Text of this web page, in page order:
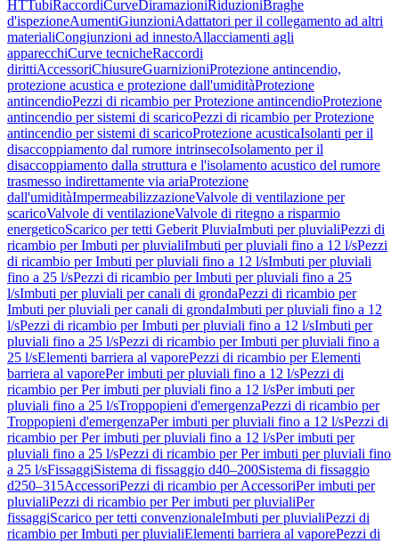
HTTubiRaccordiCurveDiramazioniRiduzioniBraghe
d'ispezioneAumentiGiunzioniAdattatori per il collegamento ad altri
materialiCongiunzioni ad innestoAllacciamenti agli
apparecchiCurve tecnicheRaccordi
dirittiAccessoriChiusureGuarnizioniProtezione antincendio,
protezione acustica e protezione dall'umiditàProtezione
antincendioPezzi di ricambio per Protezione antincendioProtezione
antincendio per sistemi di scaricoPezzi di ricambio per Protezione
antincendio per sistemi di scaricoProtezione acusticaIsolanti per il
disaccoppiamento dal rumore intrinsecoIsolamento per il
disaccoppiamento dalla struttura e l'isolamento acustico del rumore
trasmesso indirettamente via ariaProtezione
dall'umiditàImpermeabilizzazioneValvole di ventilazione per
scaricoValvole di ventilazioneValvole di ritegno a risparmio
energeticoScarico per tetti Geberit PluviaImbuti per pluvialiPezzi di
ricambio per Imbuti per pluvialiImbuti per pluviali fino a 12 l/sPezzi
di ricambio per Imbuti per pluviali fino a 12 l/sImbuti per pluviali
fino a 25 l/sPezzi di ricambio per Imbuti per pluviali fino a 25
l/sImbuti per pluviali per canali di grondaPezzi di ricambio per
Imbuti per pluviali per canali di grondaImbuti per pluviali fino a 12
l/sPezzi di ricambio per Imbuti per pluviali fino a 12 l/sImbuti per
pluviali fino a 25 l/sPezzi di ricambio per Imbuti per pluviali fino a
25 l/sElementi barriera al vaporePezzi di ricambio per Elementi
barriera al vaporePer imbuti per pluviali fino a 12 l/sPezzi di
ricambio per Per imbuti per pluviali fino a 12 l/sPer imbuti per
pluviali fino a 25 l/sTroppopieni d'emergenzaPezzi di ricambio per
Troppopieni d'emergenzaPer imbuti per pluviali fino a 12 l/sPezzi di
ricambio per Per imbuti per pluviali fino a 12 l/sPer imbuti per
pluviali fino a 25 l/sPezzi di ricambio per Per imbuti per pluviali fino
a 25 l/sFissaggiSistema di fissaggio d40–200Sistema di fissaggio
d250–315AccessoriPezzi di ricambio per AccessoriPer imbuti per
pluvialiPezzi di ricambio per Per imbuti per pluvialiPer
fissaggiScarico per tetti convenzionaleImbuti per pluvialiPezzi di
ricambio per Imbuti per pluvialiElementi barriera al vaporePezzi di